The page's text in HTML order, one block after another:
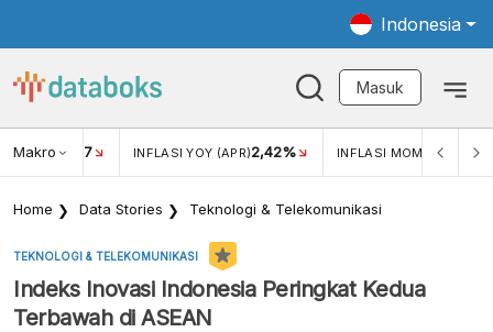
Indonesia
Masuk
Makro
USD/IDR 17 INFLASI YOY (APR)2,42% INFLASI MOM (MAR)
Home Data Stories Teknologi & Telekomunikasi
TEKNOLOGI & TELEKOMUNIKASI
Indeks Inovasi Indonesia Peringkat Kedua
Terbawah di ASEAN